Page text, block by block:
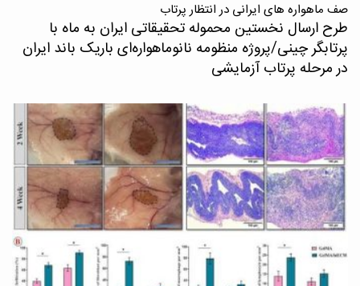
صف ماهواره های ایرانی در انتظار پرتاب
طرح ارسال نخستین محموله تحقیقاتی ایران به ماه با
پرتابگر چینی/پروژه منظومه نانوماهواره‌ای باریک باند ایران
در مرحله پرتاب آزمایشی